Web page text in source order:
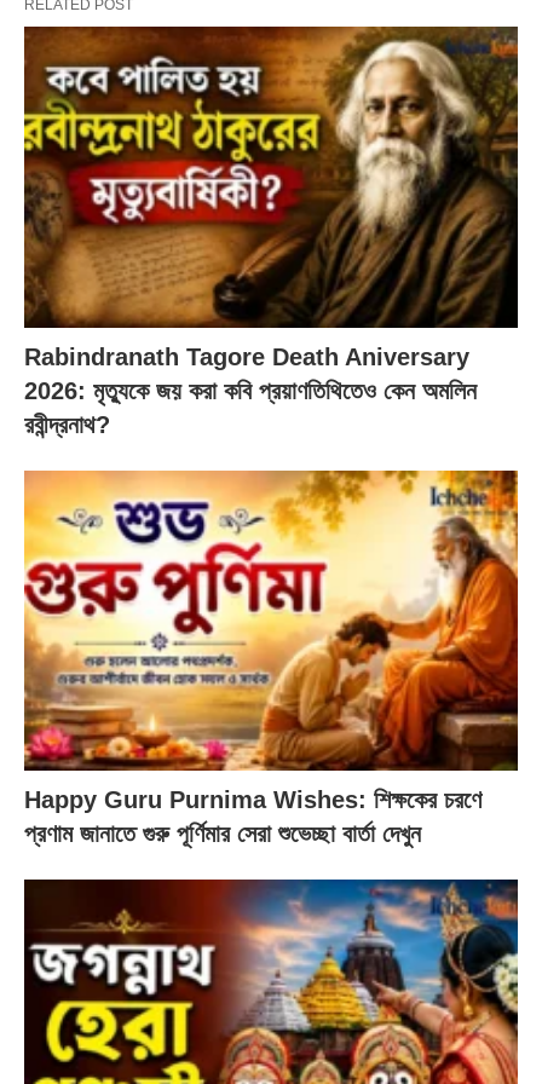
RELATED POST
Rabindranath Tagore Death Aniversary
2026: মৃত্যুকে জয় করা কবি প্রয়াণতিথিতেও কেন অমলিন
রবীন্দ্রনাথ?
Happy Guru Purnima Wishes: শিক্ষকের চরণে
প্রণাম জানাতে গুরু পূর্ণিমার সেরা শুভেচ্ছা বার্তা দেখুন